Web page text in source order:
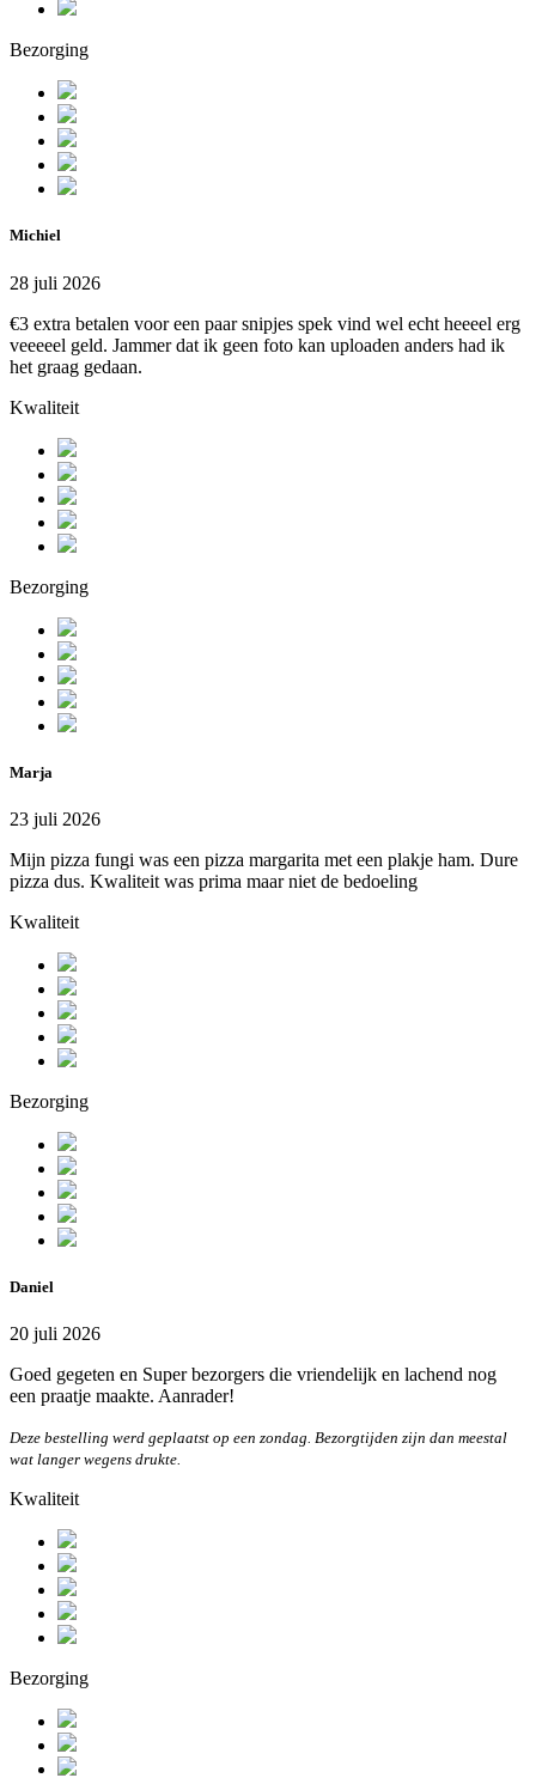
Bezorging
Michiel
28 juli 2026
€3 extra betalen voor een paar snipjes spek vind wel echt heeeel erg
veeeeel geld. Jammer dat ik geen foto kan uploaden anders had ik
het graag gedaan.
Kwaliteit
Bezorging
Marja
23 juli 2026
Mijn pizza fungi was een pizza margarita met een plakje ham. Dure
pizza dus. Kwaliteit was prima maar niet de bedoeling
Kwaliteit
Bezorging
Daniel
20 juli 2026
Goed gegeten en Super bezorgers die vriendelijk en lachend nog
een praatje maakte. Aanrader!
Deze bestelling werd geplaatst op een zondag. Bezorgtijden zijn dan meestal
wat langer wegens drukte.
Kwaliteit
Bezorging